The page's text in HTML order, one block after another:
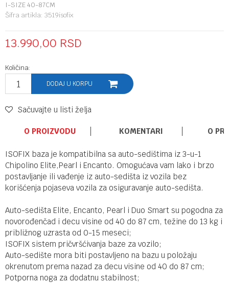
I-SIZE 40-87CM
Šifra artikla: 3519isofix
13.990,00 RSD
Količina:
DODAJ U KORPU
Sačuvajte u listi želja
O PROIZVODU KOMENTARI O
ISOFIX baza je kompatibilna sa auto-sedištima iz 3-u-1
Chipolino Elite,Pearl i Encanto. Omogućava vam lako i brzo
postavljanje ili vađenje iz auto-sedišta iz vozila bez
korišćenja pojaseva vozila za osiguravanje auto-sedišta.
Auto-sedišta Elite, Encanto, Pearl i Duo Smart su pogodna za
novorođenčad i decu visine od 40 do 87 cm, težine do 13 kg i
približnog uzrasta od 0-15 meseci;
ISOFIX sistem pričvršćivanja baze za vozilo;
Auto-sedište mora biti postavljeno na bazu u položaju
okrenutom prema nazad za decu visine od 40 do 87 cm;
Potporna noga za dodatnu stabilnost;